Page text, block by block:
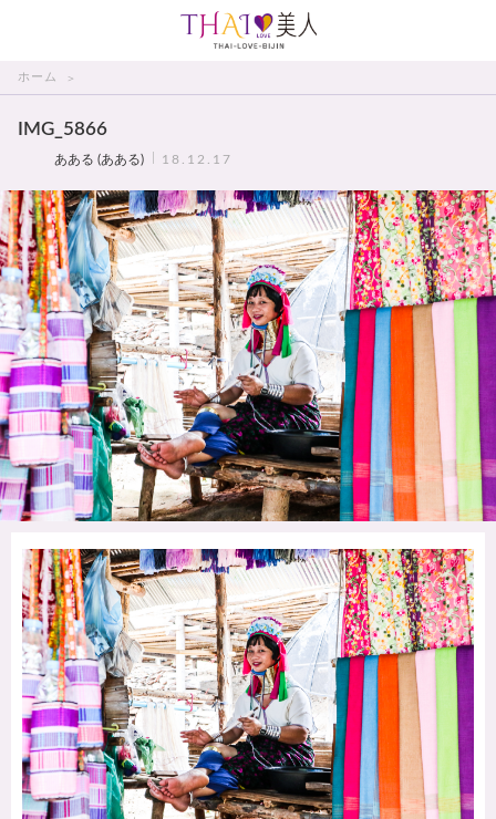
ホーム
IMG_5866
あある (あある) 18.12.17